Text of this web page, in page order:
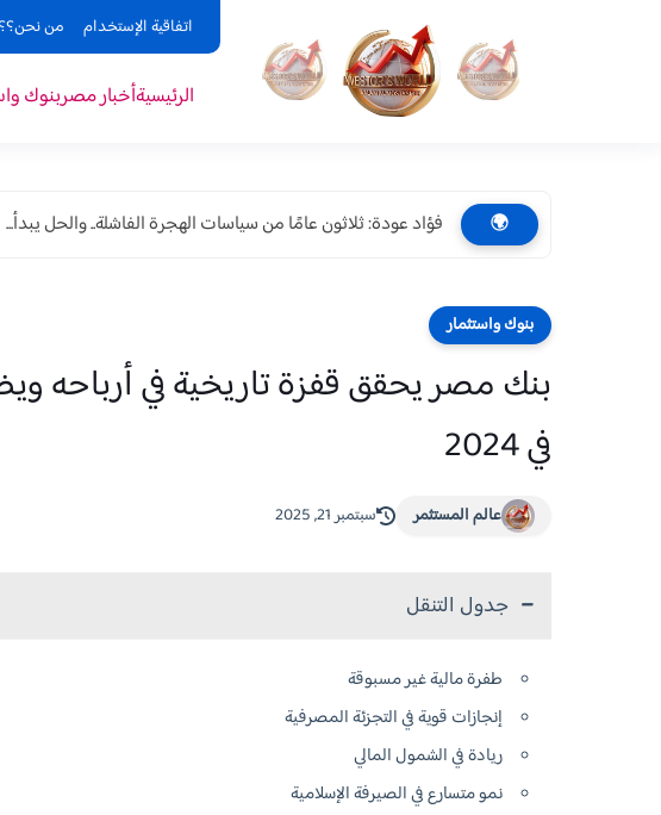
اتفاقية الإستخدام من
الرئيسيةأخبار مصربنوك
🌍 فؤاد عودة: ثلاثون عامًا من سياسات الهجرة الفاشلة.. والحل يبدأ...
بنوك واستثمار
في 2024
عالم المستثمر سبتمبر 21, 2025
جدول التنقل
طفرة مالية غير مسبوقة
إنجازات قوية في التجزئة المصرفية
ريادة في الشمول المالي
نمو متسارع في الصيرفة الإسلامية